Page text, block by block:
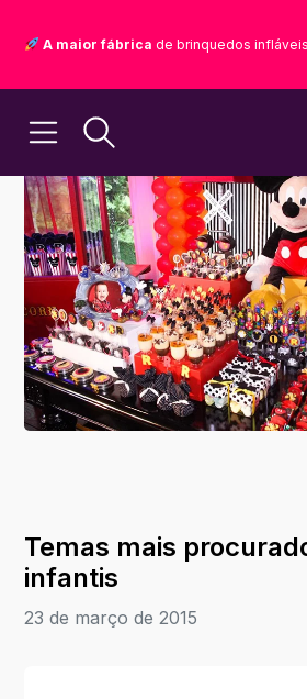
A maior fábrica de brinquedos
Temas mais
infantis
23 de março de 2015